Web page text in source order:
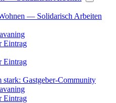
— Solida­risch Arbeiten
Eintrag
Eintrag
stark: Gastgeber-Community
Eintrag